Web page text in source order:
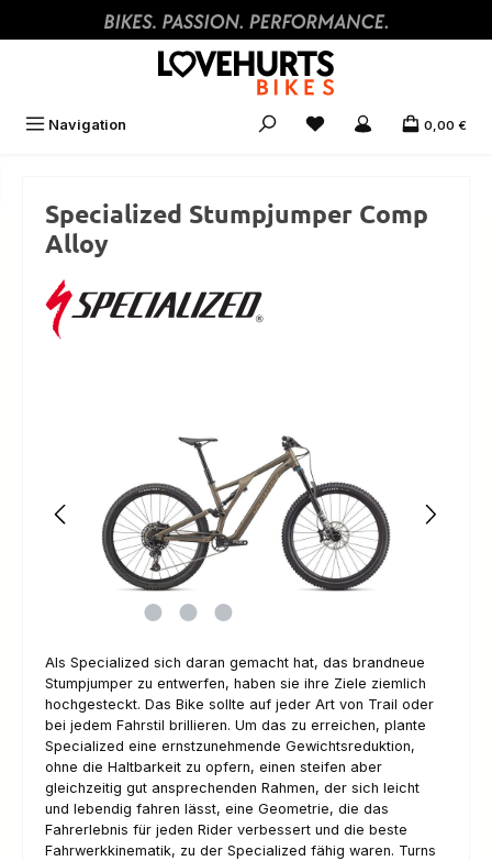
Zum Hauptinhalt springen
Navigation 0,00 €
Specialized Stumpjumper Comp
Alloy
Als Specialized sich daran gemacht hat, das brandneue
Stumpjumper zu entwerfen, haben sie ihre Ziele ziemlich
hochgesteckt. Das Bike sollte auf jeder Art von Trail oder
bei jedem Fahrstil brillieren. Um das zu erreichen, plante
Specialized eine ernstzunehmende Gewichtsreduktion,
ohne die Haltbarkeit zu opfern, einen steifen aber
gleichzeitig gut ansprechenden Rahmen, der sich leicht
und lebendig fahren lässt, eine Geometrie, die das
Fahrerlebnis für jeden Rider verbessert und die beste
Fahrwerkkinematik, zu der Specialized fähig waren. Turns